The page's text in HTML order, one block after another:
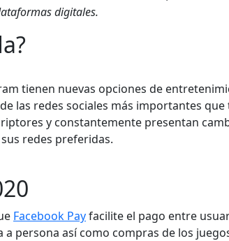
digitales.
tienen nuevas opciones de
las redes sociales más importantes
y constantemente presentan
redes preferidas.
Facebook Payfacilite el pago entre
persona así como compras de los